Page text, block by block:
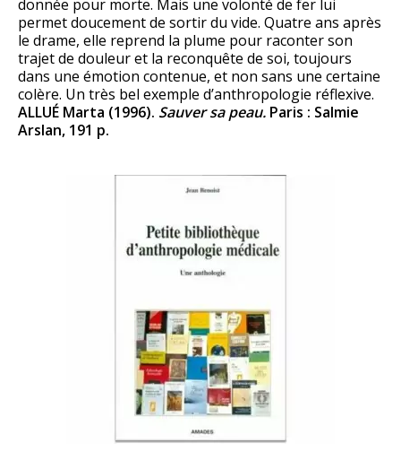
donnée pour morte. Mais une volonté de fer lui
permet doucement de sortir du vide. Quatre ans après
le drame, elle reprend la plume pour raconter son
trajet de douleur et la reconquête de soi, toujours
dans une émotion contenue, et non sans une certaine
colère. Un très bel exemple d’anthropologie réflexive.
ALLUÉ Marta (1996). Sauver sa peau. Paris : Salmie
Arslan, 191 p.